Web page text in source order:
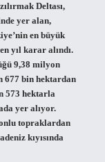
Deltası,
yer alan,
en büyük
yıl karar alındı.
9,38 milyon
677 bin hektardan
573 hektarla
yer alıyor.
topraklardan
kıyısında